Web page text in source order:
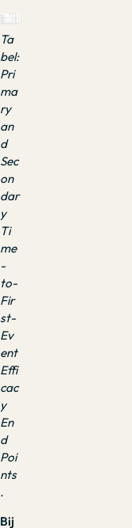
Ta
bel:
Pri
ma
ry
an
d
Sec
on
dar
y
Ti
me
-
to-
Fir
st-
Ev
ent
Effi
cac
y
En
d
Poi
nts
.
Bij